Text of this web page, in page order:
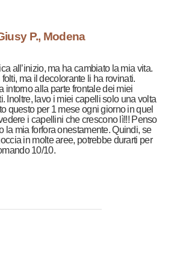
P., Modena
all’inizio, ma ha cambiato la mia vita.
ma il decolorante li ha rovinati.
intorno alla parte frontale dei miei
Inoltre, lavo i miei capelli solo una volta
questo per 1 mese ogni giorno in quel
i capellini che crescono lì!!! Penso
la mia forfora onestamente. Quindi, se
in molte aree, potrebbe durarti per
10/10.